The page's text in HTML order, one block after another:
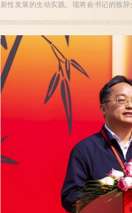
新性发展的生动实践。现将俞书记的致